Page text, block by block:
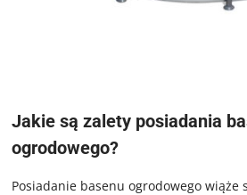
Jakie są zalety posiadania
ogrodowego?
Posiadanie basenu ogrodowego wiąże